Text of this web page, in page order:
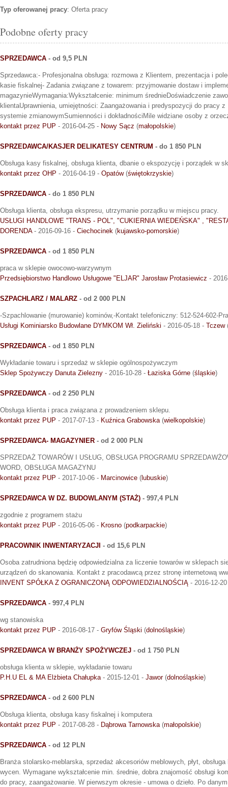
Typ oferowanej pracy: Oferta pracy
Podobne oferty pracy
SPRZEDAWCA - od 9,5 PLN
Sprzedawca:- Profesjonalna obsługa: rozmowa z Klientem, prezentacja i
kasie fiskalnej- Zadania związane z towarem: przyjmowanie dostaw i
magazynieWymagania:Wykształcenie: minimum średnieDoświadczenie
klientaUprawnienia, umiejętności: Zaangażowania i predyspozycji do pracy
systemie zmianowymSumienności i dokładnościMile widziane osoby z
kontakt przez PUP - 2016-04-25 - Nowy Sącz (małopolskie)
SPRZEDAWCA/KASJER DELIKATESY CENTRUM - do 1 850 PLN
Obsługa kasy fiskalnej, obsługa klienta, dbanie o ekspozycję i porządek w
kontakt przez OHP - 2016-04-19 - Opatów(świętokrzyskie)
SPRZEDAWCA - do 1 850 PLN
Obsługa klienta, obsługa ekspresu, utrzymanie porządku w miejscu pracy.
USŁUGI HANDLOWE "TRANS - POL", "CUKIERNIA WIEDEŃSKA" ,
DORENDA- 2016-09-16 - Ciechocinek (kujawsko-pomorskie)
SPRZEDAWCA - od 1 850 PLN
praca w sklepie owocowo-warzywnym
Przedsiębiorstwo Handlowo Usługowe "ELJAR" Jarosław Protasiewicz -
SZPACHLARZ / MALARZ - od 2 000 PLN
-Szpachlowanie (murowanie) kominów,-Kontakt telefoniczny: 512-524-602-
Usługi Kominiarsko Budowlane DYMKOM Wł. Zieliński - 2016-05-18 - Tczew
SPRZEDAWCA - od 1 850 PLN
Wykładanie towaru i sprzedaż w sklepie ogólnospożywczym
Sklep Spożywczy Danuta Zielezny - 2016-10-28 - Łaziska Górne (śląskie)
SPRZEDAWCA - od 2 250 PLN
Obsługa klienta i praca związana z prowadzeniem sklepu.
kontakt przez PUP - 2017-07-13 - Kuźnica Grabowska(wielkopolskie)
SPRZEDAWCA- MAGAZYNIER - od 2 000 PLN
SPRZEDAŻ TOWARÓW I USŁUG, OBSŁUGA PROGRAMU
WORD, OBSŁUGA MAGAZYNU
kontakt przez PUP - 2017-10-06 - Marcinowice ( lubuskie)
SPRZEDAWCA W DZ. BUDOWLANYM (STAŻ) - 997,4 PLN
zgodnie z programem stażu
kontakt przez PUP - 2016-05-06 - Krosno (podkarpackie)
PRACOWNIK INWENTARYZACJI - od 15,6 PLN
Osoba zatrudniona będzię odpowiedzialna za liczenie towarów w sklepach
urządzeń do skanowania. Kontakt z pracodawcą przez stronę internetową
INVENT SPÓŁKA Z OGRANICZONĄ ODPOWIEDZIALNOŚCIĄ - 2016-12-
SPRZEDAWCA - 997,4 PLN
wg stanowiska
kontakt przez PUP - 2016-08-17 - Gryfów Śląski (dolnośląskie)
SPRZEDAWCA W BRANŻY SPOŻYWCZEJ - od 1 750 PLN
obsługa klienta w sklepie, wykładanie towaru
P.H.U EL & MA Elżbieta Chałupka- 2015-12-01 - Jawor(dolnośląskie)
SPRZEDAWCA - od 2 600 PLN
Obsługa klienta, obsługa kasy fiskalnej i komputera
kontakt przez PUP - 2017-08-28 - Dąbrowa Tarnowska(małopolskie)
SPRZEDAWCA - od 12 PLN
Branża stolarsko-meblarska, sprzedaż akcesoriów meblowych, płyt,
wycen. Wymagane wykształcenie min. średnie, dobra znajomość obsługi
do pracy, zaangażowanie. W pierwszym okresie - umowa o dzieło. Po